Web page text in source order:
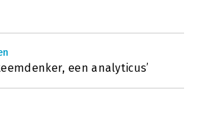
een analyticus’